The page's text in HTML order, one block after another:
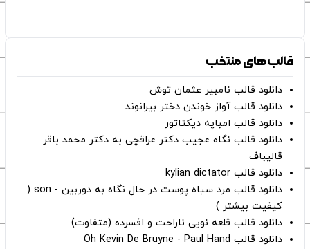
قالب‌های منتخب
دانلود قالب نامبیر عثمان ‌توش
دانلود قالب آواز خوندن دختر بیرانوند
دانلود قالب امباپه دیکتاتور
دانلود قالب نگاه عجیب دکتر عراقچی به دکتر محمد باقر
قالیباف
دانلود قالب kylian dictator
دانلود قالب مرد سیاه پوست در حال نگاه به دوربین - son (
کیفیت بیشتر )
دانلود قالب قلعه نویی ناراحت و افسرده (متفاوت)
دانلود قالب Oh Kevin De Bruyne - Paul Hand